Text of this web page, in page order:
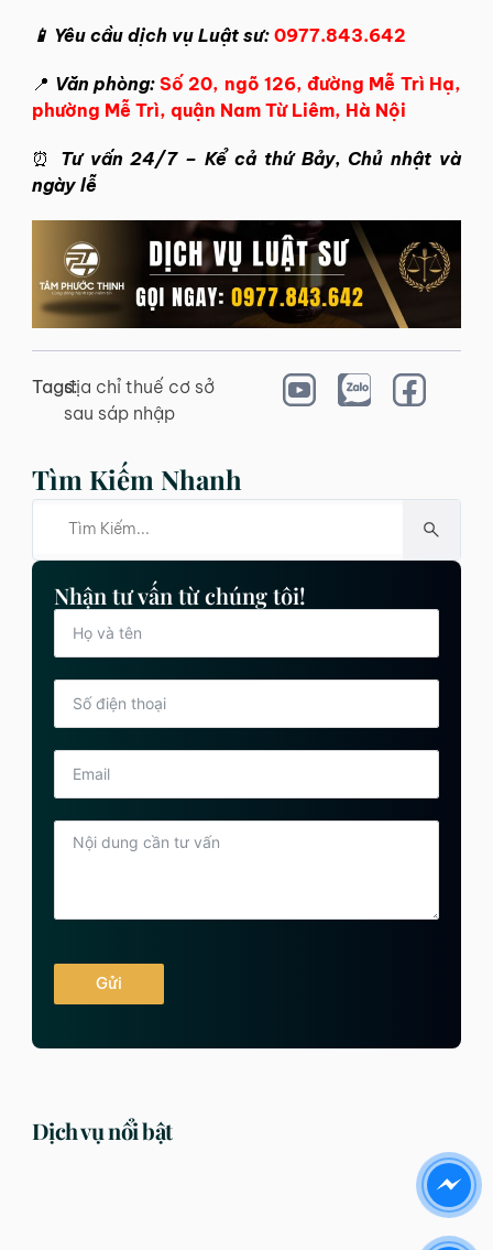
📱 Yêu cầu dịch vụ Luật sư: 0977.843.642
📍 Văn phòng: Số 20, ngõ 126, đường Mễ Trì Hạ,
phường Mễ Trì, quận Nam Từ Liêm, Hà Nội
⏰ Tư vấn 24/7 – Kể cả thứ Bảy, Chủ nhật và
ngày lễ
Tags:địa chỉ thuế cơ sở
sau sáp nhập
Tìm Kiếm Nhanh
Nhận tư vấn từ chúng tôi!
Gửi
Dịch vụ nổi bật